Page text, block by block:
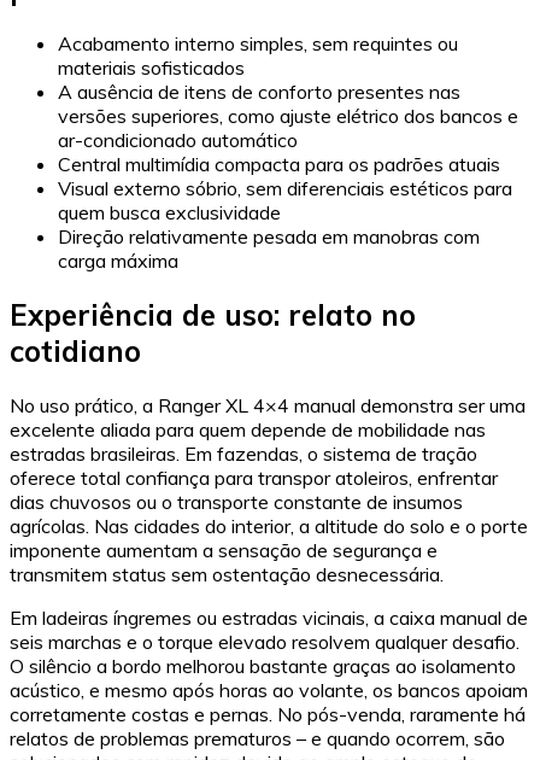
Acabamento interno simples, sem requintes ou
materiais sofisticados
A ausência de itens de conforto presentes nas
versões superiores, como ajuste elétrico dos bancos e
ar-condicionado automático
Central multimídia compacta para os padrões atuais
Visual externo sóbrio, sem diferenciais estéticos para
quem busca exclusividade
Direção relativamente pesada em manobras com
carga máxima
Experiência de uso: relato no
cotidiano
No uso prático, a Ranger XL 4×4 manual demonstra ser uma
excelente aliada para quem depende de mobilidade nas
estradas brasileiras. Em fazendas, o sistema de tração
oferece total confiança para transpor atoleiros, enfrentar
dias chuvosos ou o transporte constante de insumos
agrícolas. Nas cidades do interior, a altitude do solo e o porte
imponente aumentam a sensação de segurança e
transmitem status sem ostentação desnecessária.
Em ladeiras íngremes ou estradas vicinais, a caixa manual de
seis marchas e o torque elevado resolvem qualquer desafio.
O silêncio a bordo melhorou bastante graças ao isolamento
acústico, e mesmo após horas ao volante, os bancos apoiam
corretamente costas e pernas. No pós-venda, raramente há
relatos de problemas prematuros – e quando ocorrem, são